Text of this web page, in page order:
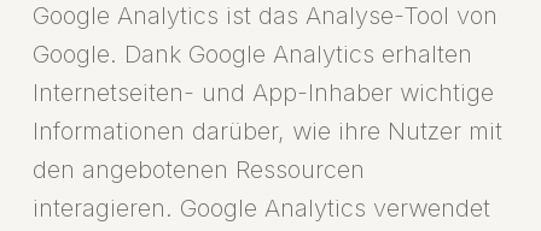
Google Analytics ist das Analyse-Tool von
Google. Dank Google Analytics erhalten
Internetseiten- und App-Inhaber wichtige
Informationen darüber, wie ihre Nutzer mit
den angebotenen Ressourcen
interagieren. Google Analytics verwendet